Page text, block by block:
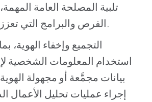
تلبية المصلحة العامة
الفرص والبرامج التي تعزز التنوع والاحتواء.
استخدام المعلومات الشخصية
بيانات مجمَّعة أو مجهولة
إجراء عمليات تحليل الأعمال